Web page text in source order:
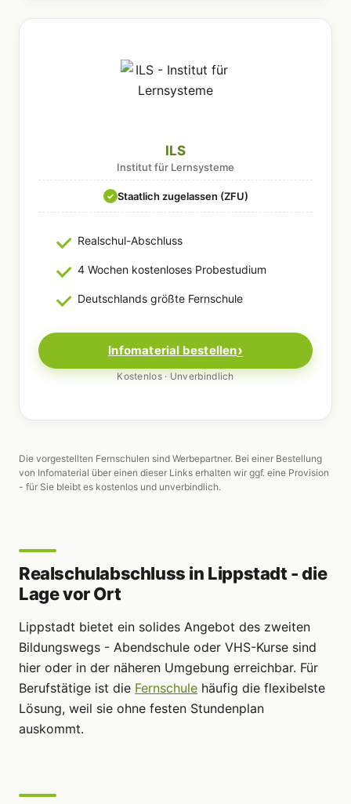
ILS
Institut für Lernsysteme
✓ Staatlich zugelassen (ZFU)
Realschul-Abschluss
4 Wochen kostenloses Probestudium
Deutschlands größte Fernschule
Infomaterial bestellen
Kostenlos · Unverbindlich
Die vorgestellten Fernschulen sind Werbepartner. Bei einer Bestellung
von Infomaterial über einen dieser Links erhalten wir ggf. eine Provision
- für Sie bleibt es kostenlos und unverbindlich.
Realschulabschluss in Lippstadt - die
Lage vor Ort
Lippstadt bietet ein solides Angebot des zweiten
Bildungswegs - Abendschule oder VHS-Kurse sind
hier oder in der näheren Umgebung erreichbar. Für
Berufstätige ist die Fernschule häufig die flexibelste
Lösung, weil sie ohne festen Stundenplan
auskommt.